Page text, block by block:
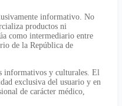
informativo. No
productos ni
como intermediario entre
de la República de
informativos y culturales. El
exclusiva del usuario y en
de carácter médico,